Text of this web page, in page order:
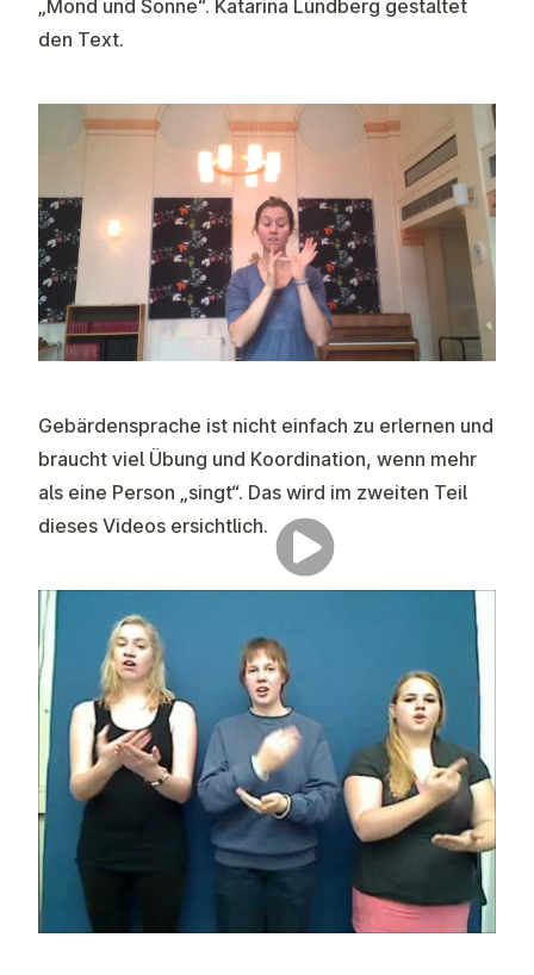
„Mond und Sonne“. Katarina Lundberg gestaltet
den Text.
Gebärdensprache ist nicht einfach zu erlernen und
braucht viel Übung und Koordination, wenn mehr
als eine Person „singt“. Das wird im zweiten Teil
dieses Videos ersichtlich.